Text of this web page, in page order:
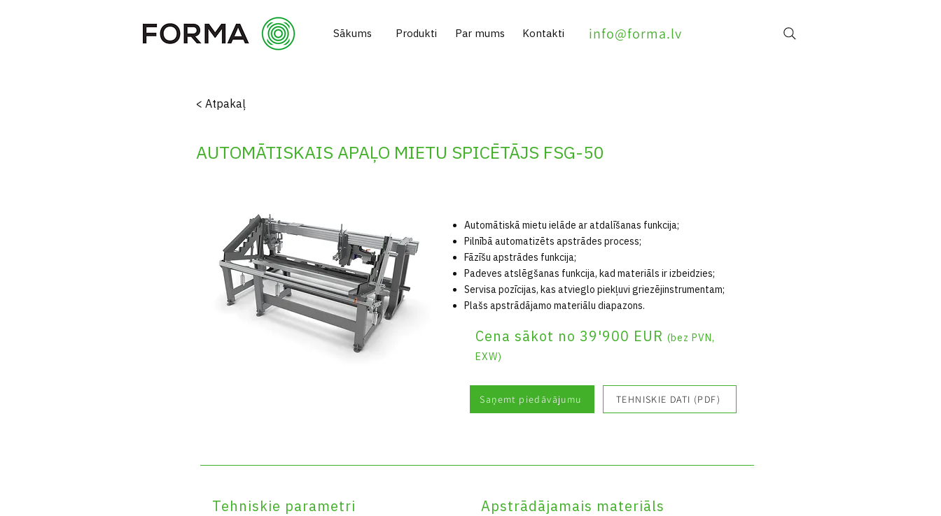
Sākums Produkti Par mums Kontakti info@forma.lv
< Atpakaļ
AUTOMĀTISKAIS APAĻO MIETU SPICĒTĀJS FSG-50
Automātiskā mietu ielāde ar atdalīšanas funkcija;
Pilnībā automatizēts apstrādes process;
Fāzīšu apstrādes funkcija;
Padeves atslēgšanas funkcija, kad materiāls ir izbeidzies;
Servisa pozīcijas, kas atvieglo piekļuvi griezējinstrumentam;
Plašs apstrādājamo materiālu diapazons.
Cena sākot no 39'900 EUR (bez PVN,
EXW)
Saņemt piedāvājumu TEHNISKIE DATI (PDF)
Tehniskie parametri Apstrādājamais materiāls